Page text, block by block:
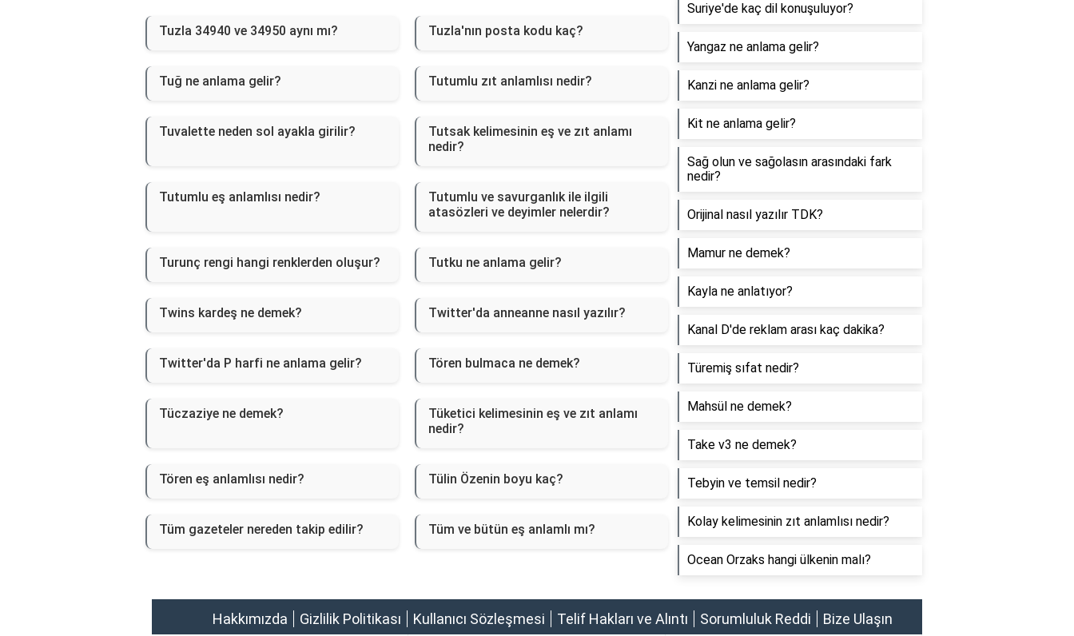
Tuzla 34940 ve 34950 aynı mı? Tuzla'nın posta kodu kaç?
Tuğ ne anlama gelir? Tutumlu zıt anlamlısı nedir?
Tuvalette neden sol ayakla girilir?
Tutsak kelimesinin eş ve zıt anlamı
nedir?
Tutumlu eş anlamlısı nedir?
Tutumlu ve savurganlık ile ilgili
atasözleri ve deyimler nelerdir?
Turunç rengi hangi renklerden oluşur? Tutku ne anlama gelir?
Twins kardeş ne demek? Twitter'da anneanne nasıl yazılır?
Twitter'da P harfi ne anlama gelir? Tören bulmaca ne demek?
Tüczaziye ne demek?
Tüketici kelimesinin eş ve zıt anlamı
nedir?
Tören eş anlamlısı nedir? Tülin Özenin boyu kaç?
Tüm gazeteler nereden takip edilir? Tüm ve bütün eş anlamlı mı?
Suriye'de kaç dil konuşuluyor?
Yangaz ne anlama gelir?
Kanzi ne anlama gelir?
Kit ne anlama gelir?
Sağ olun ve sağolasın arasındaki fark
nedir?
Orijinal nasıl yazılır TDK?
Mamur ne demek?
Kayla ne anlatıyor?
Kanal D'de reklam arası kaç dakika?
Türemiş sıfat nedir?
Mahsül ne demek?
Take v3 ne demek?
Tebyin ve temsil nedir?
Kolay kelimesinin zıt anlamlısı nedir?
Ocean Orzaks hangi ülkenin malı?
Hakkımızda Gizlilik Politikası Kullanıcı Sözleşmesi Telif Hakları ve Alıntı Sorumluluk Reddi Bize Ulaşın